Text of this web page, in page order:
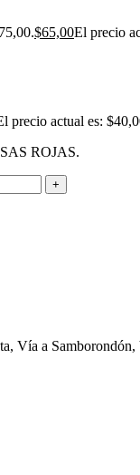
$65,00El precio
precio actual es:
ROJAS.
Vía a